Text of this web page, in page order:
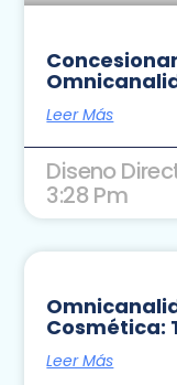
Leer Más
Diseno
3:28 Pm
Cosmética:
Leer Más